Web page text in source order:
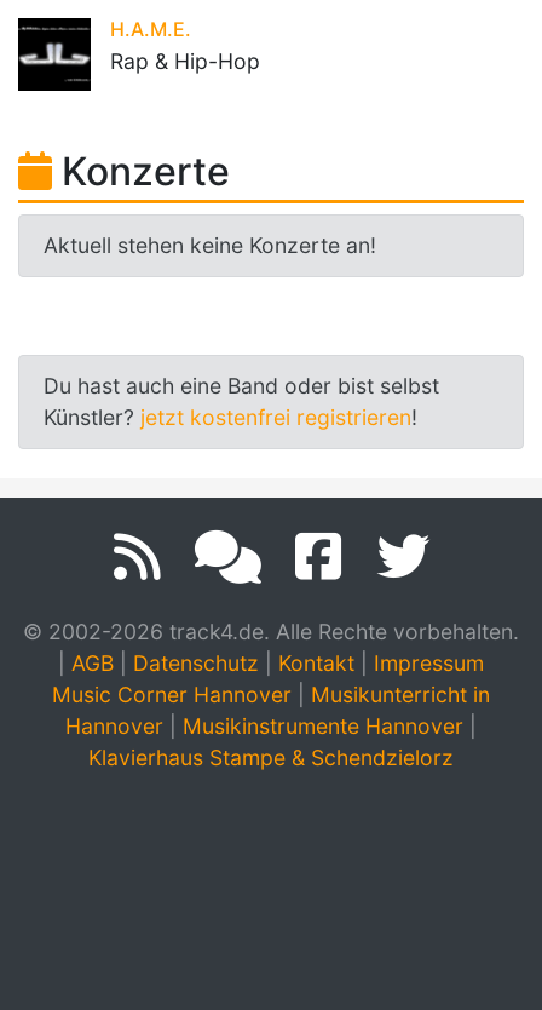
H.A.M.E.
Rap & Hip-Hop
Konzerte
Aktuell stehen keine Konzerte an!
Du hast auch eine Band oder bist selbst
Künstler? jetzt kostenfrei registrieren!
© 2002-2026 track4.de. Alle Rechte vorbehalten.
AGB Datenschutz Kontakt
Impressum
Music Corner Hannover
Musikunterricht in
Hannover
Musikinstrumente Hannover
Klavierhaus Stampe & Schendzielorz